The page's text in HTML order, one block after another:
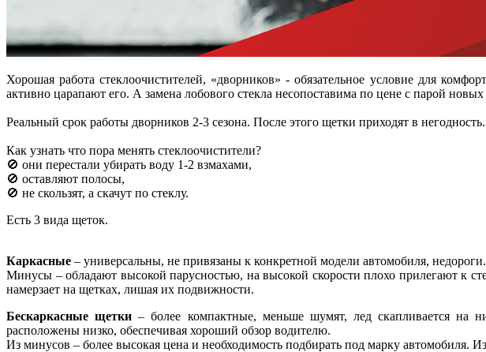
Хорошая работа стеклоочистителей, «дворников» - обязательное условие для
активно царапают его. А замена лобового стекла несопоставима по цене с парой новых
Реальный срок работы дворников 2-3 сезона. После этого щетки приходят в негодность.
Как узнать что пора менять стеклоочистители?
🚫 они перестали убирать воду 1-2 взмахами,
🚫 оставляют полосы,
🚫 не скользят, а скачут по стеклу.
Есть 3 вида щеток.
Каркасные – универсальны, не привязаны к конкретной модели автомобиля, недороги.
Минусы – обладают высокой парусностью, на высокой скорости плохо прилегают к
намерзает на щетках, лишая их подвижности.
Бескаркасные щетки – более компактные, меньше шумят, лед скапливается на
расположены низко, обеспечивая хороший обзор водителю.
Из минусов – более высокая цена и необходимость подбирать под марку автомобиля.